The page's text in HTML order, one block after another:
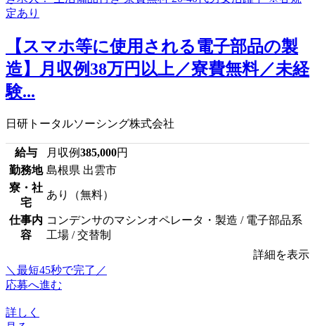
【スマホ等に使用される電子部品の製
造】月収例38万円以上／寮費無料／未経
験...
日研トータルソーシング株式会社
給与 月収例385,000円
勤務地 島根県 出雲市
寮・社
宅
あり（無料）
仕事内
容
コンデンサのマシンオペレータ・製造 / 電子部品系
工場 / 交替制
詳細を表示
＼最短45秒で完了／
応募へ進む
詳しく